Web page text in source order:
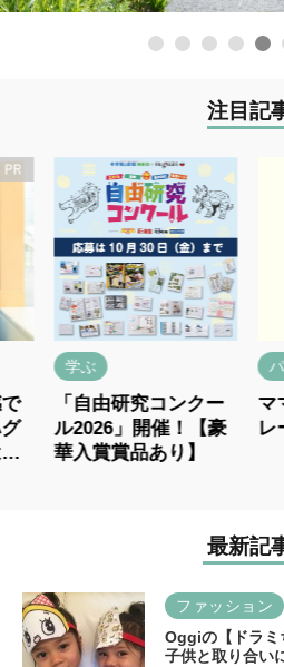
注目記
学ぶ
「自由研究コンクー
ル2026」開催！【豪
華入賞賞品あり】
パパ
ママ
レー
最新記
ファッション
Oggiの【ドラミ
子供と取り合い